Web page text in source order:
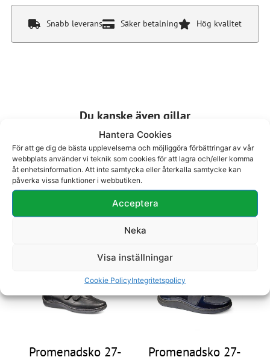
Hantera Cookies
För att ge dig de bästa upplevelserna och möjliggöra förbättringar av vår
webbplats använder vi teknik som cookies för att lagra och/eller komma
åt enhetsinformation. Att inte samtycka eller återkalla samtycke kan
påverka vissa funktioner i webbutiken.
Acceptera
Neka
Visa inställningar
Cookie PolicyIntegritetspolicy
Snabb leverans Säker betalning Hög kvalitet
Du kanske även gillar
Promenadsko 27-
Promenadsko 27-
Promenadsko 27-
Promenadsko 27-